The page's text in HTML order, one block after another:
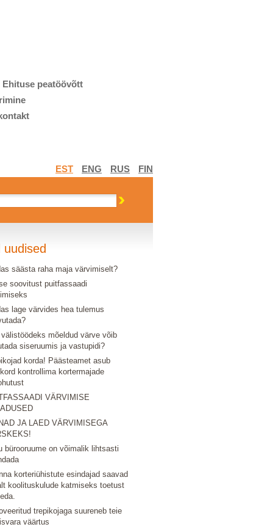
Ehituse peatöövõtt
EST ENG RUS FIN
uudised
säästa raha maja värvimiselt?
soovitust puitfassaadi
lage värvides hea tulemus
välistöödeks mõeldud värve võib
siseruumis ja vastupidi?
korda! Päästeamet asub
kontrollima kortermajade
VÄRVIMISE
JA LAED VÄRVIMISEGA
bürooruume on võimalik lihtsasti
korteriühistute esindajad saavad
koolituskulude katmiseks toetust
trepikojaga suureneb teie
väärtus